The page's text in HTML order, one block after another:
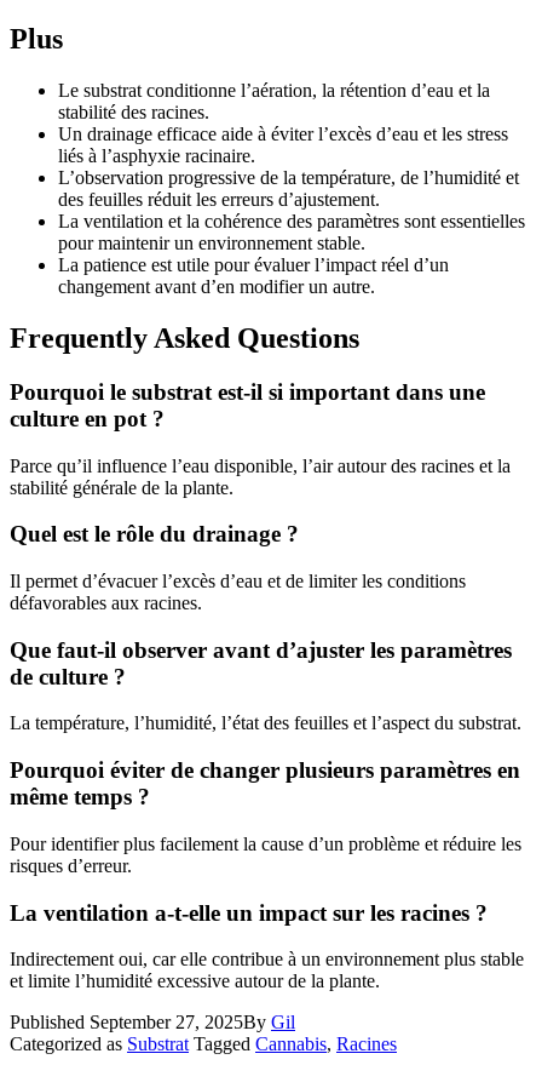
Plus
Le substrat conditionne l’aération, la rétention d’eau et la
stabilité des racines.
Un drainage efficace aide à éviter l’excès d’eau et les stress
liés à l’asphyxie racinaire.
L’observation progressive de la température, de l’humidité et
des feuilles réduit les erreurs d’ajustement.
La ventilation et la cohérence des paramètres sont essentielles
pour maintenir un environnement stable.
La patience est utile pour évaluer l’impact réel d’un
changement avant d’en modifier un autre.
Frequently Asked Questions
Pourquoi le substrat est-il si important dans une
culture en pot ?
Parce qu’il influence l’eau disponible, l’air autour des racines et la
stabilité générale de la plante.
Quel est le rôle du drainage ?
Il permet d’évacuer l’excès d’eau et de limiter les conditions
défavorables aux racines.
Que faut-il observer avant d’ajuster les paramètres
de culture ?
La température, l’humidité, l’état des feuilles et l’aspect du substrat.
Pourquoi éviter de changer plusieurs paramètres en
même temps ?
Pour identifier plus facilement la cause d’un problème et réduire les
risques d’erreur.
La ventilation a-t-elle un impact sur les racines ?
Indirectement oui, car elle contribue à un environnement plus stable
et limite l’humidité excessive autour de la plante.
Published September 27, 2025By Gil
Categorized as Substrat Tagged Cannabis, Racines